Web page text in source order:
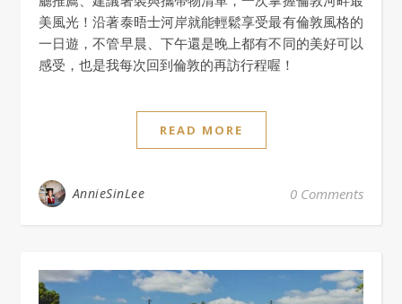
美風光！沿著泰晤士河岸就能輕鬆享受最有倫敦風格的
一日遊，不管早晨、下午還是晚上都有不同的美好可以
感受，也是我每次回到倫敦的再訪行程喔！
READ MORE
AnnieSinLee 0 Comments